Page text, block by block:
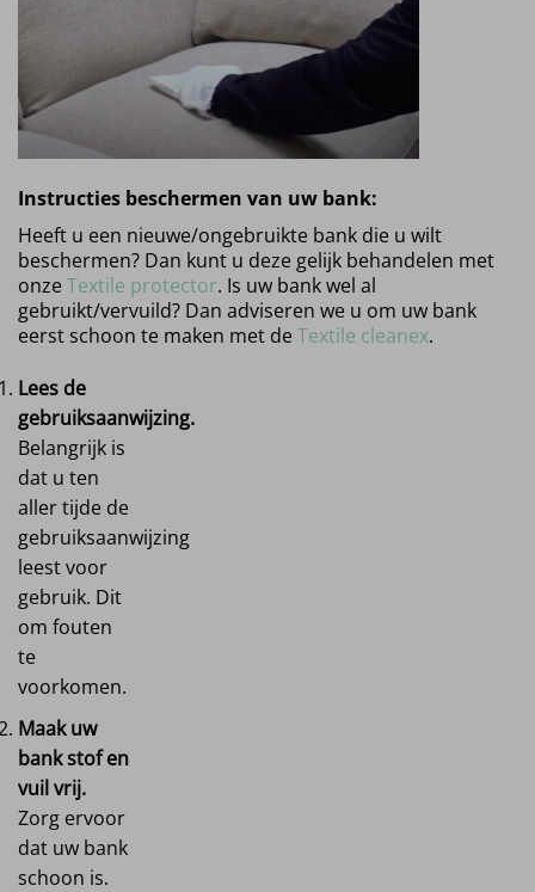
Instructies beschermen van uw bank:
Heeft u een nieuwe/ongebruikte bank die u wilt
beschermen? Dan kunt u deze gelijk behandelen met
onzeTextile protector. Is uw bank wel al
gebruikt/vervuild? Dan adviseren we u om uw bank
eerst schoon te maken met deTextile cleanex.
Lees de
gebruiksaanwijzing.
Belangrijk is
dat u ten
aller tijde de
gebruiksaanwijzing
leest voor
gebruik. Dit
om fouten
te
voorkomen.
Maak uw
bank stof en
vuil vrij.
Zorg ervoor
dat uw bank
schoon is.